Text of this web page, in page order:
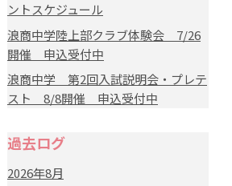
ントスケジュール
浪商中学陸上部クラブ体験会 7/26
開催 申込受付中
浪商中学 第2回入試説明会・プレテ
スト 8/8開催 申込受付中
過去ログ
2026年8月